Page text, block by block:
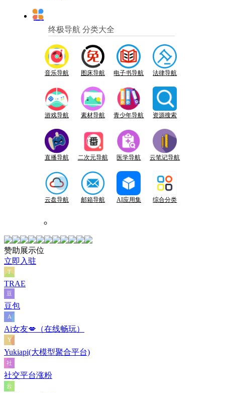
终极导航 分类大全
音乐导航 图床导航 电子书导航 法律导航
游戏导航 素材导航 青少年导航 资源搜索
直播导航 二次元导航 医学导航 云笔记导航
云盘导航 邮箱导航 AI应用集 综合分类
赞助展示位
立即入驻
TRAE
豆包
Ai女友💋（在线畅玩）
Yukiapi(大模型聚合平台)
社交平台涨粉